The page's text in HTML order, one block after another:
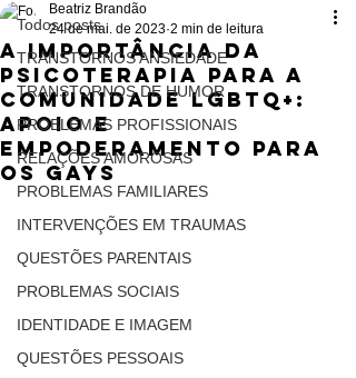
Todos posts
TRANSTORNOS ANSIEDADE
TRANSTORNOS DE HUMOR
PROBLEMAS PROFISSIONAIS
RELAÇÕES AMOROSAS
PROBLEMAS FAMILIARES
INTERVENÇÕES EM TRAUMAS
QUESTÕES PARENTAIS
PROBLEMAS SOCIAIS
IDENTIDADE E IMAGEM
QUESTÕES PESSOAIS
A Importância da
Psicoterapia para a
Comunidade LGBTQ+:
Apoio e
Empoderamento para
os Gays
Beatriz Brandão
24 de mai. de 2023 2 min de leitura